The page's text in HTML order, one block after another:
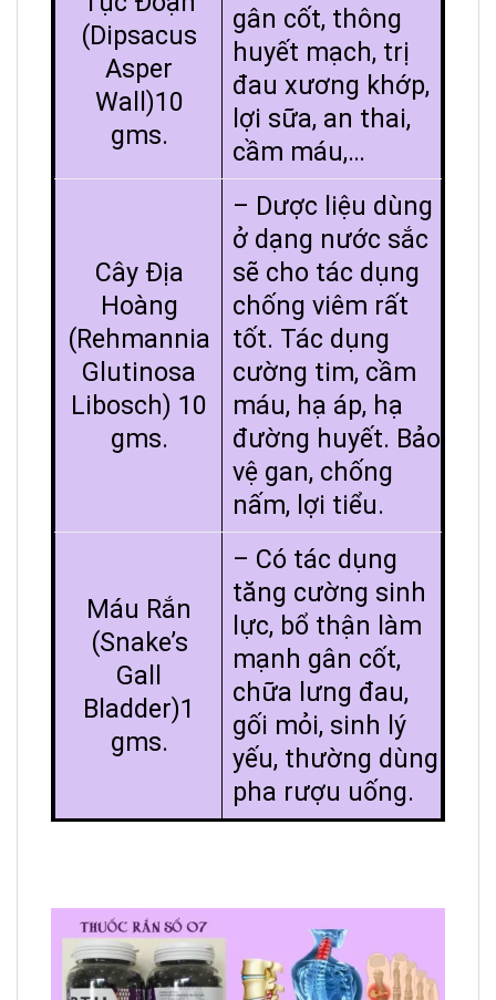
(Dipsacus
Asper
Wall)10
gms.
gân cốt, thông
huyết mạch, trị
đau xương khớp,
lợi sữa, an thai,
cầm máu,…
Cây Địa
Hoàng
(Rehmannia
Glutinosa
Libosch) 10
gms.
– Dược liệu dùng
ở dạng nước sắc
sẽ cho tác dụng
chống viêm rất
tốt. Tác dụng
cường tim, cầm
máu, hạ áp, hạ
đường huyết. Bảo
vệ gan, chống
nấm, lợi tiểu.
Máu Rắn
(Snake’s
Gall
Bladder)1
gms.
– Có tác dụng
tăng cường sinh
lực, bổ thận làm
mạnh gân cốt,
chữa lưng đau,
gối mỏi, sinh lý
yếu, thường dùng
pha rượu uống.